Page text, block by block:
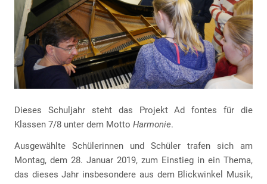
Dieses Schuljahr steht das Projekt Ad fontes für die
Klassen 7/8 unter dem Motto Harmonie.
Ausgewählte Schülerinnen und Schüler trafen sich am
Montag, dem 28. Januar 2019, zum Einstieg in ein Thema,
das dieses Jahr insbesondere aus dem Blickwinkel Musik,